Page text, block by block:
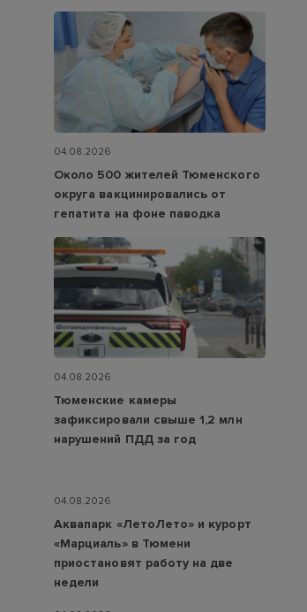
04.08.2026
Около 500 жителей Тюменского
округа вакцинировались от
гепатита на фоне паводка
04.08.2026
Тюменские камеры
зафиксировали свыше 1,2 млн
нарушений ПДД за год
04.08.2026
Аквапарк «ЛетоЛето» и курорт
«Марциаль» в Тюмени
приостановят работу на две
недели